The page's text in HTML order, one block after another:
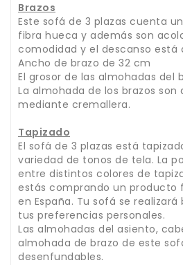
Brazos
Este sofá de 3 plazas cuenta
fibra hueca y además son
comodidad y el descanso está
Ancho de brazo de 32 cm
El grosor de las almohadas del
La almohada de los brazos son
mediante cremallera.
Tapizado
El sofá de 3 plazas está
variedad de tonos de tela. La
entre distintos colores de
estás comprando un producto
en España. Tu sofá se
tus preferencias personales.
Las almohadas del asiento,
almohada de brazo de este
desenfundables.